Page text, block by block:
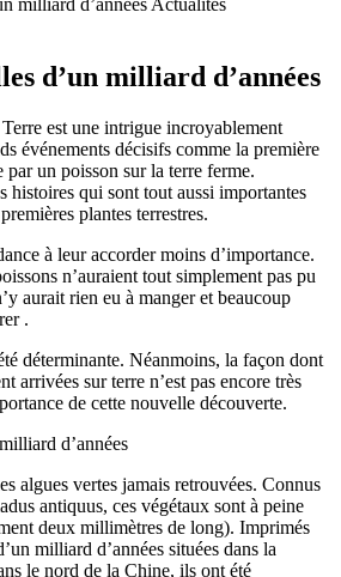
Actualités
d’un milliard d’années
est une intrigue incroyablement
événements décisifs comme la première
par un poisson sur la terre ferme.
histoires qui sont tout aussi importantes
plantes terrestres.
à leur accorder moins d’importance.
n’auraient tout simplement pas pu
aurait rien eu à manger et beaucoup
.
déterminante. Néanmoins, la façon dont
arrivées sur terre n’est pas encore très
de cette nouvelle découverte.
d’années
algues vertes jamais retrouvées. Connus
antiquus, ces végétaux sont à peine
deux millimètres de long). Imprimés
milliard d’années situées dans la
le nord de la Chine, ils ont été